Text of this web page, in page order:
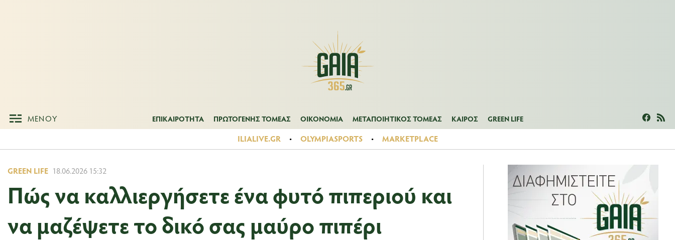
ΜΕΝΟΥ ΕΠΙΚΑΙΡΟΤΗΤΑ ΠΡΩΤΟΓΕΝΗΣ ΤΟΜΕΑΣ ΟΙΚΟΝΟΜΙΑ ΜΕΤΑΠΟΙΗΤΙΚΟΣ ΤΟΜΕΑΣ ΚΑΙΡΟΣ GREEN LIFE
ILIALIVE.GR OLYMPIASPORTS MARKETPLACE
GREEN LIFE 18.06.2026 15:32
Πώς να καλλιεργήσετε ένα φυτό πιπεριού και
να μαζέψετε το δικό σας μαύρο πιπέρι